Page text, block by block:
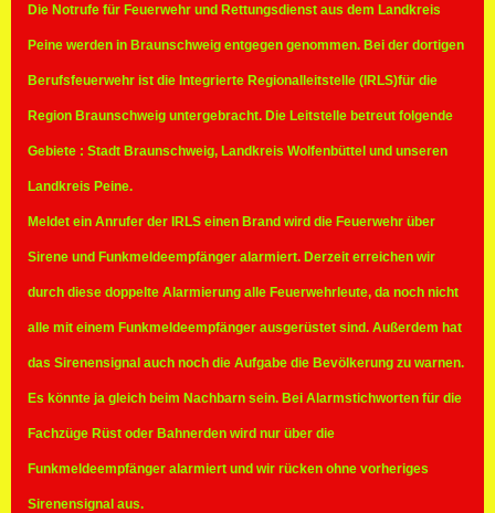
Die Notrufe für Feuerwehr und Rettungsdienst aus dem Landkreis
Peine werden in Braunschweig entgegen genommen. Bei der dortigen
Berufsfeuerwehr ist die Integrierte Regionalleitstelle (IRLS)für die
Region Braunschweig untergebracht. Die Leitstelle betreut folgende
Gebiete : Stadt Braunschweig, Landkreis Wolfenbüttel und unseren
Landkreis Peine.
Meldet ein Anrufer der IRLS einen Brand wird die Feuerwehr über
Sirene und Funkmeldeempfänger alarmiert. Derzeit erreichen wir
durch diese doppelte Alarmierung alle Feuerwehrleute, da noch nicht
alle mit einem Funkmeldeempfänger ausgerüstet sind. Außerdem hat
das Sirenensignal auch noch die Aufgabe die Bevölkerung zu warnen.
Es könnte ja gleich beim Nachbarn sein. Bei Alarmstichworten für die
Fachzüge Rüst oder Bahnerden wird nur über die
Funkmeldeempfänger alarmiert und wir rücken ohne vorheriges
Sirenensignal aus.